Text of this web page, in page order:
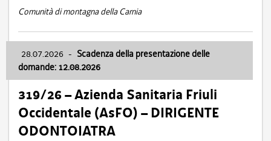
Comunità di montagna della Carnia
28.07.2026 - Scadenza della presentazione delle
domande: 12.08.2026
319/26 – Azienda Sanitaria Friuli
Occidentale (AsFO) – DIRIGENTE
ODONTOIATRA